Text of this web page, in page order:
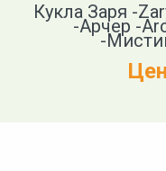
Кукла Заря -
-Арчер -
-